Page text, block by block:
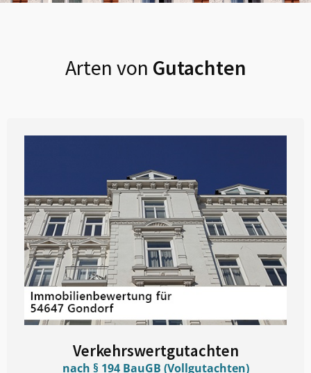
Arten von Gutachten
Verkehrswertgutachten
nach § 194 BauGB (Vollgutachten)